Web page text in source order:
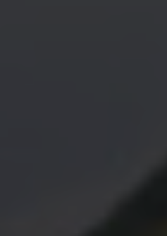
jou met een persoonlijk
centraal staan. Of je nu net
wilt geven, wij zorgen voor
werkgevers. Bij ons krijg je geen
dat past bij jou.
contact op met Wouter
Via onderstaande link
met